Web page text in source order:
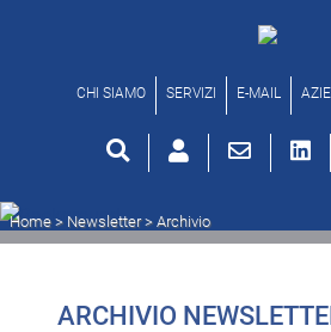
Archivio newsletter
CHI SIAMO SERVIZI E-MAIL
Home > Newsletter > Archivio
ARCHIVIO